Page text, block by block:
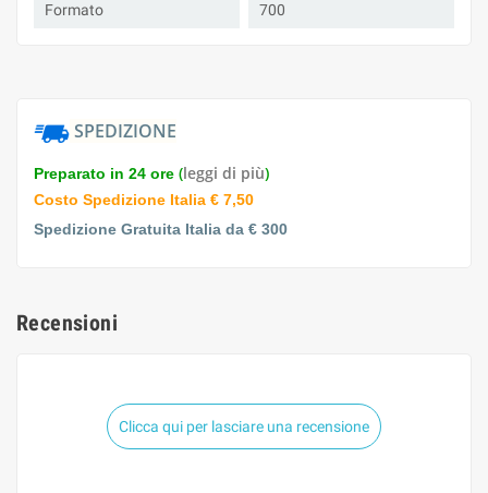
Formato 700
SPEDIZIONE
Preparato in 24 ore (leggi di più)
Costo Spedizione Italia € 7,50
Spedizione Gratuita Italia da € 300
Recensioni
Clicca qui per lasciare una recensione